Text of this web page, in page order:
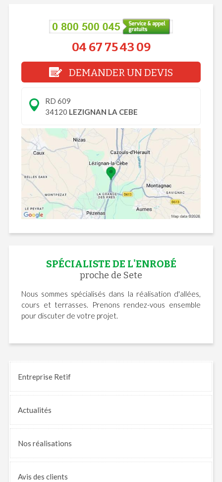
04 67 75 43 09
DEMANDER UN DEVIS
RD 609
34120 LEZIGNAN LA CEBE
SPÉCIALISTE DE L'ENROBÉ
proche de Sete
Nous sommes spécialisés dans la réalisation d'allées,
cours et terrasses. Prenons rendez-vous ensemble
pour discuter de votre projet.
Entreprise Retif
Actualités
Nos réalisations
Avis des clients